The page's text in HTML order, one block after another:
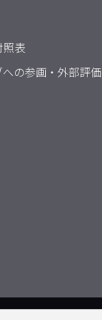
照表
の参画・外部評価